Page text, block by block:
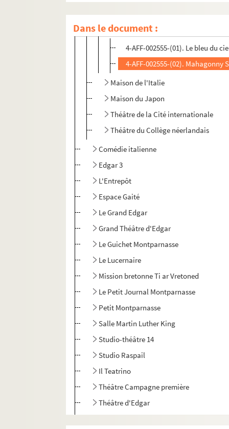
Dans le document :
Spectacles
4-AFF-002555-(01). Le bleu du
4-AFF-002555-(02). Mahagonny
Maison de l'Italie
Maison du Japon
Théâtre de la Cité internationale
Théâtre du Collège néerlandais
Comédie italienne
Edgar 3
L'Entrepôt
Espace Gaité
Le Grand Edgar
Grand Théâtre d'Edgar
Le Guichet Montparnasse
Le Lucernaire
Mission bretonne Ti ar Vretoned
Le Petit Journal Montparnasse
Petit Montparnasse
Salle Martin Luther King
Studio-théâtre 14
Studio Raspail
Il Teatrino
Théâtre Campagne première
Théâtre d'Edgar